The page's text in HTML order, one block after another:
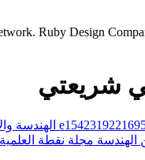
Network. Ruby Design
شريعتي